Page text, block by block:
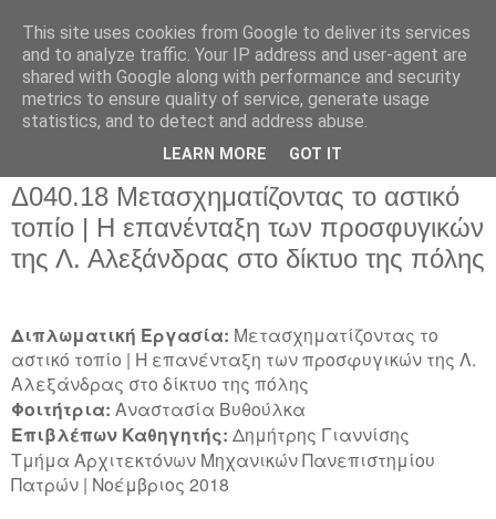
Δ040.18 Μετασχηματίζοντας το αστικό
τοπίο | Η επανένταξη των προσφυγικών
της Λ. Αλεξάνδρας στο δίκτυο της πόλης
Διπλωματική Εργασία: Μετασχηματίζοντας το
αστικό τοπίο | Η επανένταξη των προσφυγικών της Λ.
Αλεξάνδρας στο δίκτυο της πόλης
Φοιτήτρια: Aναστασία Βυθούλκα
Επιβλέπων Καθηγητής: Δημήτρης Γιαννίσης
Tμήμα Αρχιτεκτόνων Μηχανικών Πανεπιστημίου
Πατρών | Νοέμβριος 2018
This site uses cookies from Google to deliver its services
and to analyze traffic. Your IP address and user-agent are
shared with Google along with performance and security
metrics to ensure quality of service, generate usage
statistics, and to detect and address abuse.
LEARN MORE GOT IT